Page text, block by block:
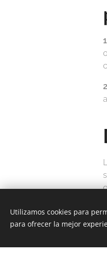
Utilizamos cookies para
para ofrecer la mejor